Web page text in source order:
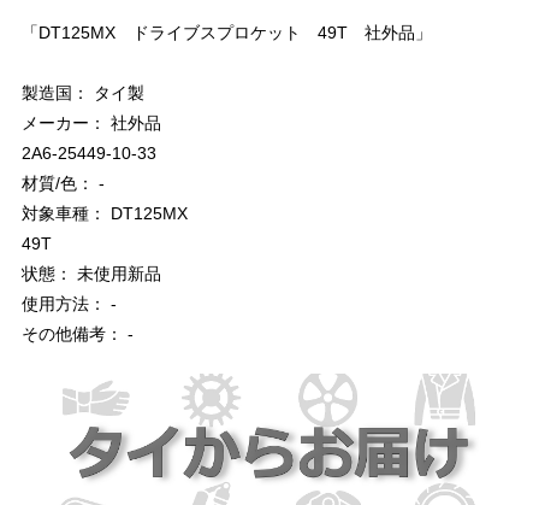
「DT125MX ドライブスプロケット 49T 社外品」
製造国： タイ製
メーカー： 社外品
2A6-25449-10-33
材質/色： -
対象車種： DT125MX
49T
状態： 未使用新品
使用方法： -
その他備考： -